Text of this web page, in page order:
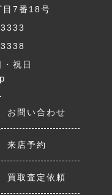
目7番18号
祝日
お問い合わせ
来店予約
買取査定依頼